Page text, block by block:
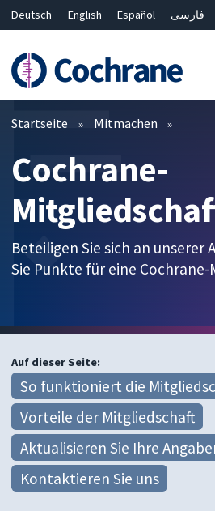
Deutsch English Español
فارسی
Bahasa Malaysia
ไทย
繁體中文
简体中文
Filter
Startseite Mitmachen
Cochrane-
Beteiligen Sie sich an unserer
Sie Punkte für eine
Auf dieser Seite:
So funktioniert die
Vorteile der Mitgliedschaft
Aktualisieren Sie Ihre
Kontaktieren Sie uns